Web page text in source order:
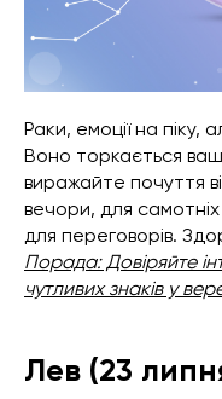
Раки, емоції на піку,
Воно торкається
виражайте почуття
вечори, для
для переговорів.
Порада: Довіряйте
чутливих знаків у
Лев (23